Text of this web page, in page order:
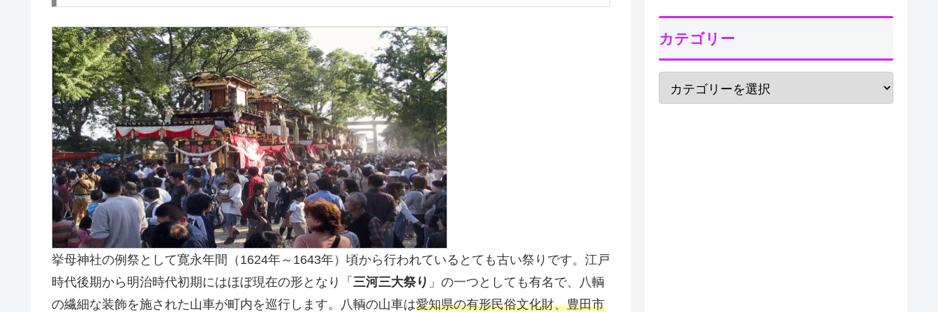
挙母神社の例祭として寛永年間（1624年～1643年）頃から行われているとても古い祭りです。江戸
時代後期から明治時代初期にはほぼ現在の形となり「 三河三大祭り 」の一つとしても有名で、八輌
の繊細な装飾を施された山車が町内を巡行します。八輌の山車は愛知県の有形民俗文化財、豊田市
カテゴリー